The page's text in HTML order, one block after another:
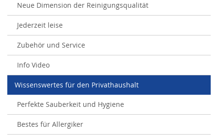
Neue Dimension der Reinigungsqualität
Jederzeit leise
Zubehör und Service
Info Video
Wissenswertes für den Privathaushalt
Perfekte Sauberkeit und Hygiene
Bestes für Allergiker